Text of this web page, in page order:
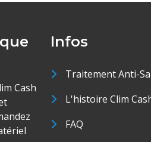
Cash
Infos
Traitement Anti-
L'histoire Clim
FAQ